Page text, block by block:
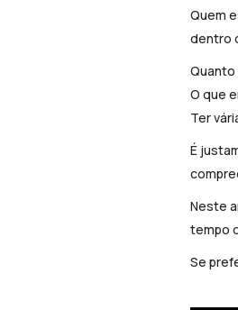
Quem
dentro
Quanto
O que
Ter
É
Neste
tempo
Se